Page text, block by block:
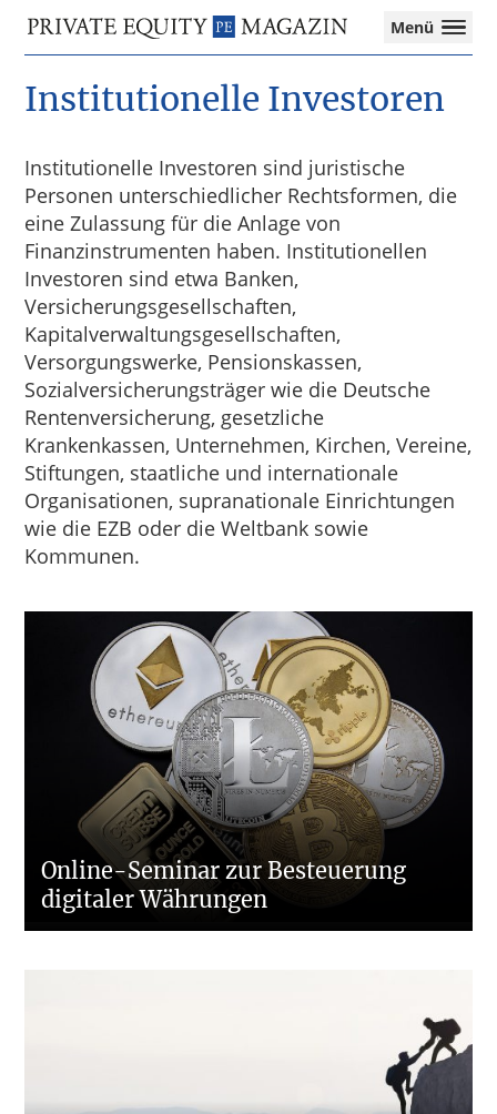
Hauptnavigation
springen
Inhalt
springen
Seitenspalte
springen
Private
Equity
Das
für
Equity-
Branche
–
Investment
Funds
I
M&A
I
Tax
Menü
Institutionelle Investoren
Institutionelle Investoren sind juristische
Personen unterschiedlicher Rechtsformen, die
eine Zulassung für die Anlage von
Finanzinstrumenten haben. Institutionellen
Investoren sind etwa Banken,
Versicherungsgesellschaften,
Kapitalverwaltungsgesellschaften,
Versorgungswerke, Pensionskassen,
Sozialversicherungsträger wie die Deutsche
Rentenversicherung, gesetzliche
Krankenkassen, Unternehmen, Kirchen, Vereine,
Stiftungen, staatliche und internationale
Organisationen, supranationale Einrichtungen
wie die EZB oder die Weltbank sowie
Kommunen.
Online-Seminar zur Besteuerung
digitaler Währungen